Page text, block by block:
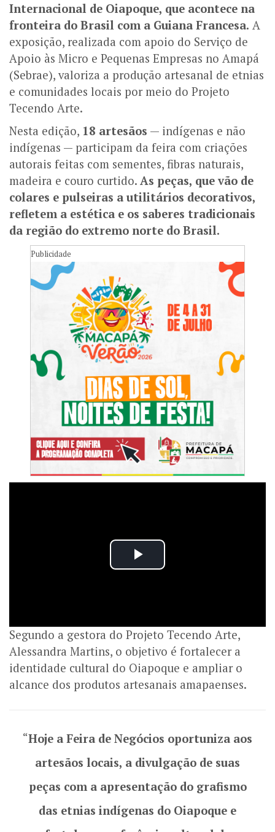
Internacional de Oiapoque, que acontece na
fronteira do Brasil com a Guiana Francesa. A
exposição, realizada com apoio do Serviço de
Apoio às Micro e Pequenas Empresas no Amapá
(Sebrae), valoriza a produção artesanal de etnias
e comunidades locais por meio do Projeto
Tecendo Arte.
Nesta edição, 18 artesãos — indígenas e não
indígenas — participam da feira com criações
autorais feitas com sementes, fibras naturais,
madeira e couro curtido. As peças, que vão de
colares e pulseiras a utilitários decorativos,
refletem a estética e os saberes tradicionais
da região do extremo norte do Brasil.
Publicidade
Segundo a gestora do Projeto Tecendo Arte,
Alessandra Martins, o objetivo é fortalecer a
identidade cultural do Oiapoque e ampliar o
alcance dos produtos artesanais amapaenses.
“Hoje a Feira de Negócios oportuniza aos
artesãos locais, a divulgação de suas
peças com a apresentação do grafismo
das etnias indígenas do Oiapoque e